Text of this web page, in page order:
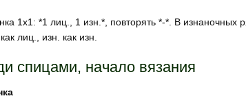
1х1: *1 лиц., 1 изн.*, повторять *-*. В изнаночных
лиц., изн. как изн.
спицами, начало вязания